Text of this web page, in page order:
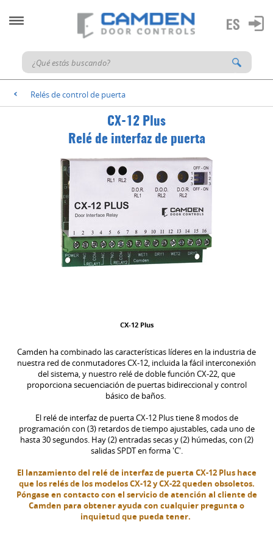
< Relés de control de puerta
CX-12 Plus
Relé de interfaz de puerta
CX-12 Plus
Camden ha combinado las características líderes en la industria de
nuestra red de conmutadores CX-12, incluida la fácil interconexión
del sistema, y nuestro relé de doble función CX-22, que
proporciona secuenciación de puertas bidireccional y control
básico de baños.
El relé de interfaz de puerta CX-12 Plus tiene 8 modos de
programación con (3) retardos de tiempo ajustables, cada uno de
hasta 30 segundos. Hay (2) entradas secas y (2) húmedas, con (2)
salidas SPDT en forma 'C'.
El lanzamiento del relé de interfaz de puerta CX-12 Plus hace
que los relés de los modelos CX-12 y CX-22 queden obsoletos.
Póngase en contacto con el servicio de atención al cliente de
Camden para obtener ayuda con cualquier pregunta o
inquietud que pueda tener.